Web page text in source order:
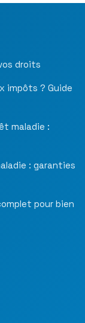
droits
impôts ? Guide
maladie :
: garanties
pour bien